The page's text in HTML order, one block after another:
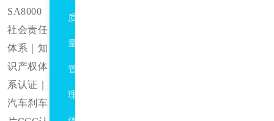
SA8000
社会责任
体系｜知
识产权体
系认证｜
汽车刹车
质
量
管
理